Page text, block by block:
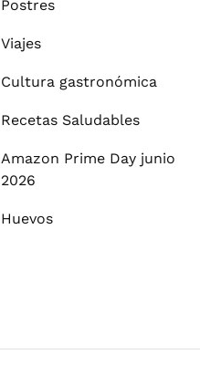
Postres
Viajes
Cultura gastronómica
Recetas Saludables
Amazon Prime Day junio
2026
Huevos